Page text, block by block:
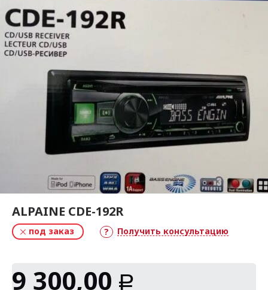
ALPAINE CDE-192R
под заказ Получить консультацию
9 300,00 Р